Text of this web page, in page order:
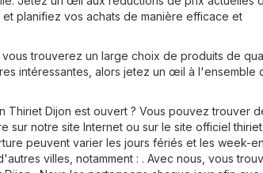
planifiez vos achats de manière efficace et
trouverez un large choix de produits de
intéressantes, alors jetez un œil à l'ensemble
Thiriet Dijon est ouvert ? Vous pouvez trouver
sur notre site Internet ou sur le site officiel
peuvent varier les jours fériés et les week-
villes, notamment : . Avec nous, vous